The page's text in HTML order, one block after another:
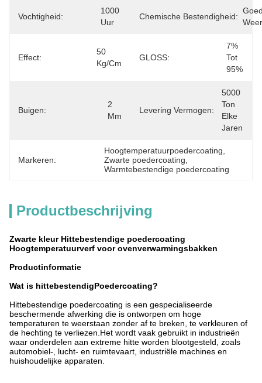
Vochtigheid:
1000
Uur
Chemische Bestendigheid:
Effect:
50
Kg/cm
GLOSS:
7%
Tot
95%
Buigen:
2
Mm
Levering Vermogen:
5000
Ton
Elke
Jaren
Markeren:
Hoogtemperatuurpoedercoating
Zwarte poedercoating
Warmtebestendige poedercoating
Productbeschrijving
Zwarte kleur Hittebestendige poedercoating
Hoogtemperatuurverf voor ovenverwarmingsbakken
Productinformatie
Wat is hittebestendigPoedercoating?
Hittebestendige poedercoating is een gespecialiseerde
beschermende afwerking die is ontworpen om hoge
temperaturen te weerstaan zonder af te breken, te verkleuren of
de hechting te verliezen.Het wordt vaak gebruikt in industrieën
waar onderdelen aan extreme hitte worden blootgesteld, zoals
automobiel-, lucht- en ruimtevaart, industriële machines en
huishoudelijke apparaten.